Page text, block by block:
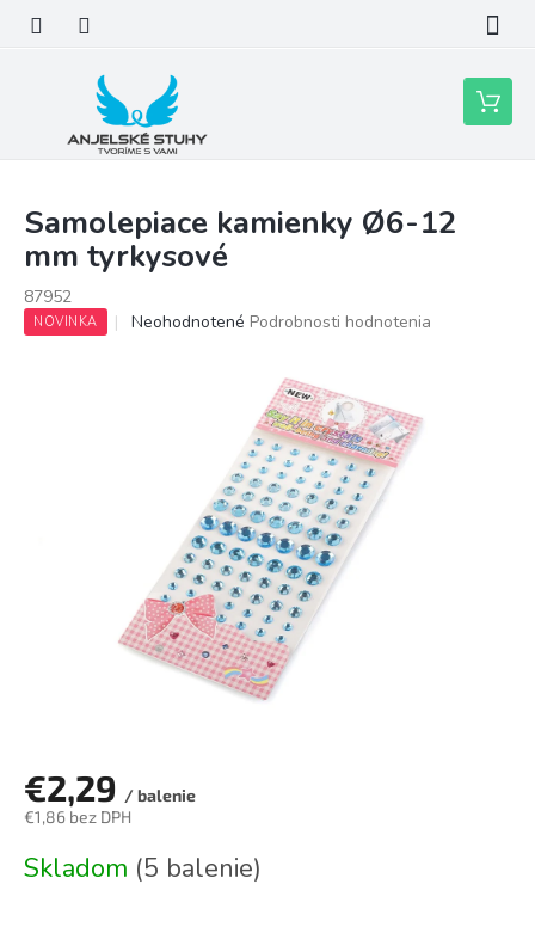
obsah
Nákupný
košík
Samolepiace kamienky Ø6-12
mm tyrkysové
87952
NOVINKA
Priemerné
Neohodnotené Podrobnosti hodnotenia
€2,29 / balenie
€1,86 bez DPH
cena:
Skladom (5 balenie)